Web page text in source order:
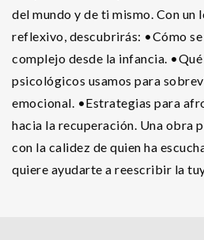
del mundo y de ti mismo. Con un
reflexivo, descubrirás: •Cómo
complejo desde la infancia.
psicológicos usamos para
emocional. •Estrategias para
hacia la recuperación. Una obra
con la calidez de quien ha
quiere ayudarte a reescribir la